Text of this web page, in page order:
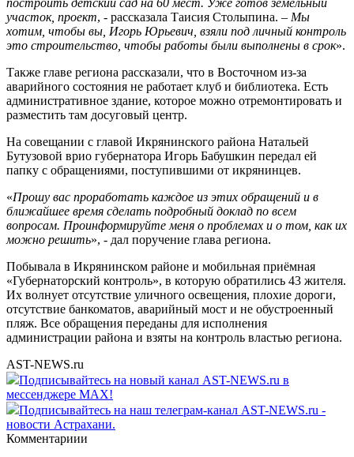
участок, проект, - рассказала Таисия Столыпина. – Мы
хотим, чтобы вы, Игорь Юрьевич, взяли под личный контроль
это строительство, чтобы работы были выполнены в срок».
Также главе региона рассказали, что в Восточном из-за
аварийного состояния не работает клуб и библиотека. Есть
административное здание, которое можно отремонтировать и
разместить там досуговый центр.
На совещании с главой Икрянинского района Натальей
Бутузовой врио губернатора Игорь Бабушкин передал ей
папку с обращениями, поступившими от икрянинцев.
«Прошу вас проработать каждое из этих обращений и в
ближайшее время сделать подробный доклад по всем
вопросам. Проинформируйте меня о проблемах и о том, как их
можно решить», - дал поручение глава региона.
Побывала в Икрянинском районе и мобильная приёмная
«Губернаторский контроль», в которую обратились 43 жителя.
Их волнует отсутствие уличного освещения, плохие дороги,
отсутствие банкоматов, аварийный мост и не обустроенный
пляж. Все обращения переданы для исполнения
администрации района и взяты на контроль властью региона.
AST-NEWS.ru
Подписывайтесь на новый канал AST-NEWS.ru в
мессенджере MAX!
Подписывайтесь на наш телеграм-канал AST-NEWS.ru -
новости Астрахани.
Комментариии